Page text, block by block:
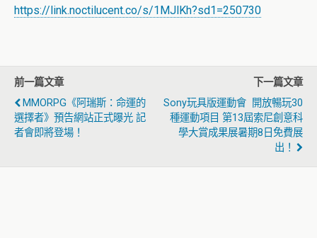
https://link.noctilucent.co/s/1MJlKh?sd1=250730
前一篇文章
MMORPG《阿瑞斯：命運的
選擇者》預告網站正式曝光 記
者會即將登場！
下一篇文章
Sony玩具版運動會 開放暢玩30
種運動項目 第13屆索尼創意科
學大賞成果展暑期8日免費展
出！